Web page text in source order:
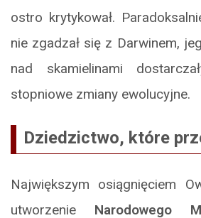
ostro krytykował.
nie zgadzał się z Darwinem,
nad skamielinami
stopniowe zmiany ewolucyjne.
Dziedzictwo, które
Największym osiągnięciem
utworzenie Narodowego